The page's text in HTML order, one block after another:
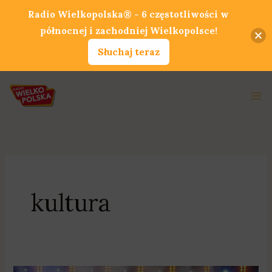
kultura
Radio Wielkopolska® - 6 częstotliwości w
północnej i zachodniej Wielkopolsce!
Słuchaj teraz